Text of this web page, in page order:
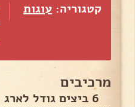
קטגוריה: עוגות
מרכיבים
6 ביצים גודל לארג